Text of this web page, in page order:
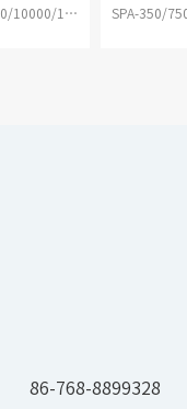
SPF-3500/5500/8000/10000/13000/16000/13000L/16000L/2500/28000/38000/48000
86-768-8899328